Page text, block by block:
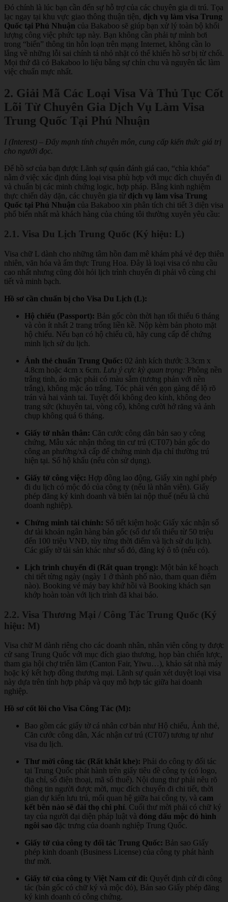
Đó chính là lúc bạn cần đến sự hỗ trợ của các chuyên gia di trú. Tọa
lạc ngay tại khu vực giao thông thuận tiện, dịch vụ làm visa Trung
Quốc tại Phú Nhuận của Bakaboo sẽ giúp bạn xử lý toàn bộ khối
lượng công việc phức tạp này. Bạn không cần phải tự mình bơi
trong “biển” thông tin hỗn loạn trên mạng Internet, không cần lo
lắng về những lỗi sai chính tả nhỏ nhặt có thể khiến hồ sơ bị từ chối.
Mọi thứ đã có Bakaboo lo liệu bằng sự chỉn chu và nguyên tắc làm
việc chuẩn mực nhất.
2. Giải Mã Các Loại Visa Và Thủ Tục Cốt
Lõi Từ Chuyên Gia Dịch Vụ Làm Visa
Trung Quốc Tại Phú Nhuận
I (Interest) – Đẩy mạnh tính chuyên môn, cung cấp kiến thức giá trị
cho người đọc.
Để hồ sơ của bạn được Lãnh sự quán đánh giá cao, “chìa khóa”
nằm ở việc xác định đúng loại visa phù hợp với mục đích chuyến đi
và chuẩn bị các minh chứng logic, hợp pháp. Bằng kinh nghiệm
thực chiến dày dặn, các chuyên gia từ dịch vụ làm visa Trung
Quốc tại Phú Nhuận của Bakaboo xin phân tích chi tiết 3 diện visa
phổ biến nhất mà khách hàng của chúng tôi thường xuyên yêu cầu:
2.1. Visa Du Lịch Trung Quốc (Ký hiệu: L)
Visa chữ L dành cho những tâm hồn đam mê khám phá vẻ đẹp thiên
nhiên, văn hóa và ẩm thực Trung Hoa. Đây là loại visa có nhu cầu
cao nhất nhưng cũng đòi hỏi lịch trình chuyến đi phải vô cùng chi
tiết và minh bạch.
Hồ sơ cần chuẩn bị cho Visa Du Lịch (L):
Hộ chiếu (Passport): Bản gốc còn thời hạn tối thiểu 6 tháng
và còn ít nhất 2 trang trống liền kề. Nộp kèm bản photo mặt
hộ chiếu. Nếu bạn có hộ chiếu cũ, hãy cung cấp để chứng
minh lịch sử du lịch.
Ảnh thẻ chuẩn Trung Quốc: 02 ảnh kích thước 3.3cm x
4.8cm hoặc 4cm x 6cm. Lưu ý cực kỳ quan trọng: Phông nền
trắng tinh, áo mặc phải có màu sẫm (tương phản với nền
trắng), không mặc áo trắng. Tóc phải vén gọn gàng để lộ rõ
trán và hai vành tai. Tuyệt đối không đeo kính, không đeo
trang sức (khuyên tai, vòng cổ), không cười hở răng và ảnh
chụp không quá 6 tháng.
Giấy tờ nhân thân: Căn cước công dân bản sao y công
chứng, Mẫu xác nhận thông tin cư trú (CT07) bản gốc do
công an phường/xã cấp để chứng minh địa chỉ thường trú
hiện tại. Sổ hộ khẩu (nếu còn sử dụng).
Giấy tờ công việc: Hợp đồng lao động, Giấy xin nghỉ phép
đi du lịch có mộc đỏ của công ty (nếu là nhân viên). Giấy
phép đăng ký kinh doanh và biên lai nộp thuế (nếu là chủ
doanh nghiệp).
Chứng minh tài chính: Sổ tiết kiệm hoặc Giấy xác nhận số
dư tài khoản ngân hàng bản gốc (số dư tối thiểu từ 50 triệu
đến 100 triệu VNĐ, tùy từng thời điểm và lịch sử du lịch).
Các giấy tờ tài sản khác như sổ đỏ, đăng ký ô tô (nếu có).
Lịch trình chuyến đi (Rất quan trọng): Một bản kế hoạch
chi tiết từng ngày (ngày 1 ở thành phố nào, tham quan điểm
nào). Booking vé máy bay khứ hồi và Booking khách sạn
khớp hoàn toàn với lịch trình đã khai báo.
2.2. Visa Thương Mại / Công Tác Trung Quốc (Ký
hiệu: M)
Visa chữ M dành riêng cho các doanh nhân, nhân viên công ty được
cử sang Trung Quốc với mục đích giao thương, họp bàn chiến lược,
tham gia hội chợ triển lãm (Canton Fair, Yiwu…), khảo sát nhà máy
hoặc ký kết hợp đồng thương mại. Lãnh sự quán xét duyệt loại visa
này dựa trên tính hợp pháp và quy mô hợp tác giữa hai doanh
nghiệp.
Hồ sơ cốt lõi cho Visa Công Tác (M):
Bao gồm các giấy tờ cá nhân cơ bản như Hộ chiếu, Ảnh thẻ,
Căn cước công dân, Xác nhận cư trú (CT07) tương tự như
visa du lịch.
Thư mời công tác (Rất khắt khe): Phải do công ty đối tác
tại Trung Quốc phát hành trên giấy tiêu đề công ty (có logo,
địa chỉ, số điện thoại, mã số thuế). Nội dung thư phải nêu rõ
thông tin người được mời, mục đích chuyến đi chi tiết, thời
gian dự kiến lưu trú, mối quan hệ giữa hai công ty, và cam
kết bên nào sẽ đài thọ chi phí. Cuối thư mời phải có chữ ký
tay của người đại diện pháp luật và đóng dấu mộc đỏ hình
ngôi sao đặc trưng của doanh nghiệp Trung Quốc.
Giấy tờ của công ty đối tác Trung Quốc: Bản sao Giấy
phép kinh doanh (Business License) của công ty phát hành
thư mời.
Giấy tờ của công ty Việt Nam cử đi: Quyết định cử đi công
tác (bản gốc có chữ ký và mộc đỏ), Bản sao Giấy phép đăng
ký kinh doanh có công chứng.